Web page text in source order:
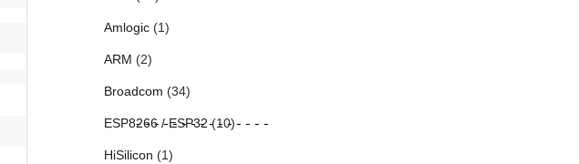
Name
---------------
Amlogic(1)
ARM (2)
Broadcom (34)
ESP8266 / ESP32(10)
HiSilicon (1)